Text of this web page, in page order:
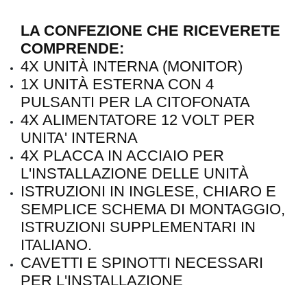
LA CONFEZIONE CHE RICEVERETE
COMPRENDE:
4X UNITÀ INTERNA (MONITOR)
1X UNITÀ ESTERNA CON 4
PULSANTI PER LA CITOFONATA
4X ALIMENTATORE 12 VOLT PER
UNITA' INTERNA
4X PLACCA IN ACCIAIO PER
L'INSTALLAZIONE DELLE UNITÀ
ISTRUZIONI IN INGLESE, CHIARO E
SEMPLICE SCHEMA DI MONTAGGIO,
ISTRUZIONI SUPPLEMENTARI IN
ITALIANO.
CAVETTI E SPINOTTI NECESSARI
PER L'INSTALLAZIONE